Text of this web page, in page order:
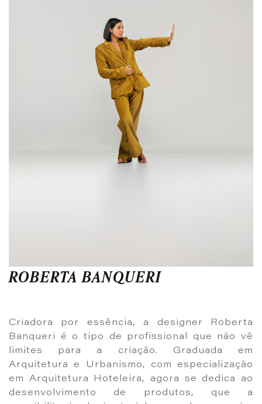
ROBERTA BANQUERI
Criadora por essência, a designer Roberta
Banqueri é o tipo de profissional que não vê
limites para a criação. Graduada em
Arquitetura e Urbanismo, com especialização
em Arquitetura Hoteleira, agora se dedica ao
desenvolvimento de produtos, que a